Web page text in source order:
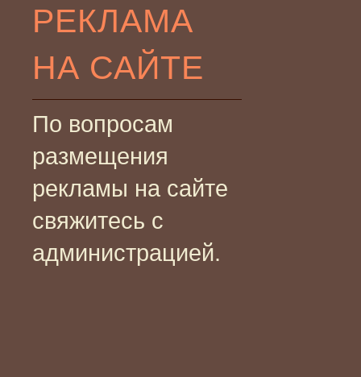
РЕКЛАМА
НА САЙТЕ
По вопросам
размещения
рекламы на сайте
свяжитесь с
администрацией.